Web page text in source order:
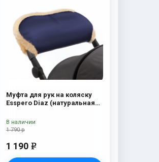
Муфта для рук на коляску
Esspero Diaz (натуральная
1 790 р
1 190 e
В наличии